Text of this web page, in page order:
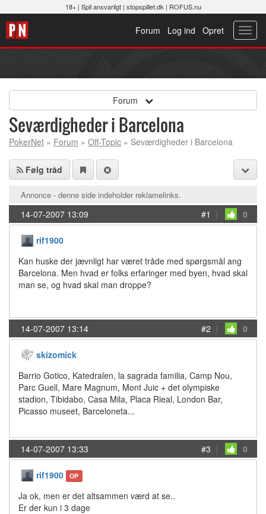
18+ | Spil ansvarligt| stopspillet.dk | ROFUS.nu
Opret
Log ind
Forum
Forum
Seværdigheder i Barcelona
PokerNet » Forum » Off-Topic » Seværdigheder i Barcelona
Følg tråd
Annonce - denne side indeholder reklamelinks.
14-07-2007 13:09 #1 | 0
rif1900
Kan huske der jævnligt har været tråde med spørgsmål ang
Barcelona. Men hvad er folks erfaringer med byen, hvad skal
man se, og hvad skal man droppe?
14-07-2007 13:14 #2 | 0
skizomick
Barrio Gotico, Katedralen, la sagrada familia, Camp Nou,
Parc Guell, Mare Magnum, Mont Juic + det olympiske
stadion, Tibidabo, Casa Mila, Placa Rieal, London Bar,
Picasso museet, Barceloneta...
14-07-2007 13:33 #3 | 0
rif1900 OP
Ja ok, men er det altsammen værd at se..
Er der kun i 3 dage